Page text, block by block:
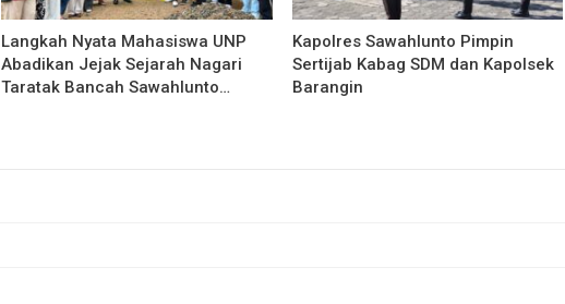
Langkah Nyata Mahasiswa UNP
Abadikan Jejak Sejarah Nagari
Taratak Bancah Sawahlunto…
Kapolres Sawahlunto Pimpin
Sertijab Kabag SDM dan Kapolsek
Barangin